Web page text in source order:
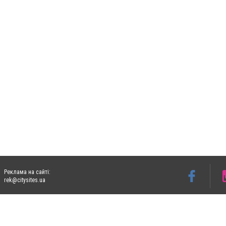
Реклама на сайті:
rek@citysites.ua